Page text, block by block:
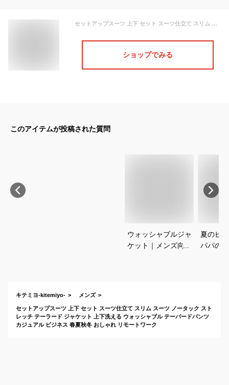
セットアップスーツ 上下 セット スーツ仕立て スリム スーツ ノータック ストレッチ テーラード ジャケット 上下洗える ウォッシャブル テーパードパンツ カジュアル ビジネス 春夏秋冬 おしゃれ リモートワーク
ショップでみる
このアイテムが投稿された質問
ウォッシャブルジャ
ケット｜メンズ向け
夏のピ
パパの
キテミヨ-kitemiyo- メンズ
セットアップスーツ 上下 セット スーツ仕立て スリム スーツ ノータック スト
レッチ テーラード ジャケット 上下洗える ウォッシャブル テーパードパンツ
カジュアル ビジネス 春夏秋冬 おしゃれ リモートワーク